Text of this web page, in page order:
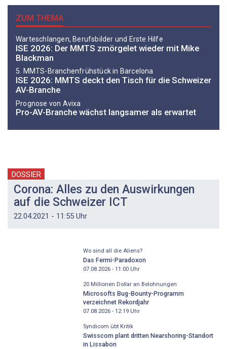
ZUM THEMA
Warteschlangen, Berufsbilder und Erste Hilfe
ISE 2026: Der MMTS zmörgelet wieder mit Mike
Blackman
5. MMTS-Branchenfrühstück in Barcelona
ISE 2026: MMTS deckt den Tisch für die Schweizer
AV-Branche
Prognose von Avixa
Pro-AV-Branche wächst langsamer als erwartet
DOSSIER
Corona: Alles zu den Auswirkungen
auf die Schweizer ICT
22.04.2021 - 11:55 Uhr
Wo sind all die Aliens?
Das Fermi-Paradoxon
07.08.2026 - 11:00Uhr
20 Millionen Dollar an Belohnungen
Microsofts Bug-Bounty-Programm
verzeichnet Rekordjahr
07.08.2026 - 12:19Uhr
Syndicom übt Kritik
Swisscom plant dritten Nearshoring-Standort
in Lissabon